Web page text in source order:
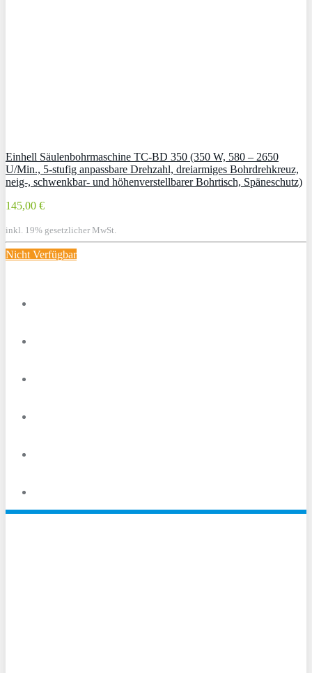
Einhell Säulenbohrmaschine TC-BD 350 (350 W, 580 – 2650
U/Min., 5-stufig anpassbare Drehzahl, dreiarmiges Bohrdrehkreuz,
neig-, schwenkbar- und höhenverstellbarer Bohrtisch, Späneschutz)
145,00 €
inkl. 19% gesetzlicher MwSt.
Nicht Verfügbar